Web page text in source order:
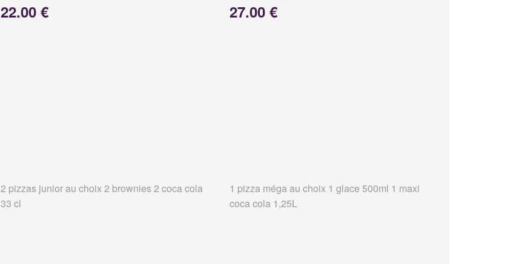
22.00 €
2 pizzas junior au choix 2 brownies 2 coca cola
33 cl
27.00 €
1 pizza méga au choix 1 glace 500ml 1 maxi
coca cola 1,25L